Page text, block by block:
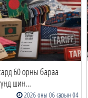
60 орны бараа
шин…
2026 оны 06 сарын 04